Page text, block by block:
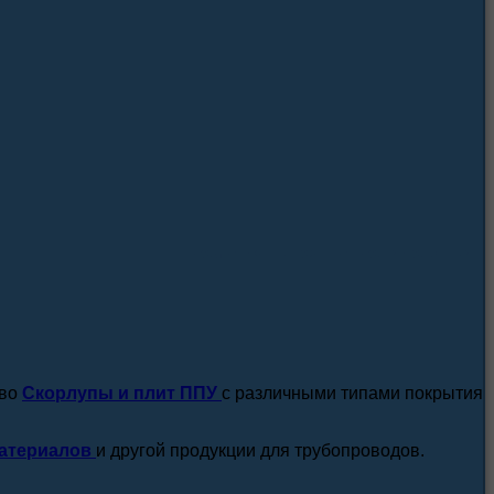
Скорлупы и плит ППУ с различными типами покрытия
и другой продукции для трубопроводов.